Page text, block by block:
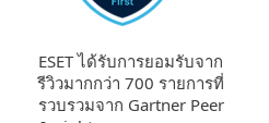
ESET ได้รับการยอมรับจาก
รีวิวมากกว่า 700 รายการที่
รวบรวมจาก Gartner Peer